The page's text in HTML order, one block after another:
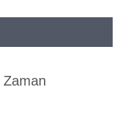
Zaman